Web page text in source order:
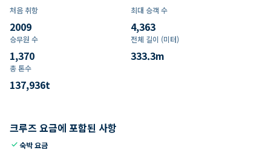
처음 취항
2009
최대 승객 수
4,363
승무원 수
1,370
전체 길이 (미터)
333.3m
총 톤수
137,936t
크루즈 요금에 포함된 사항
check숙박 요금